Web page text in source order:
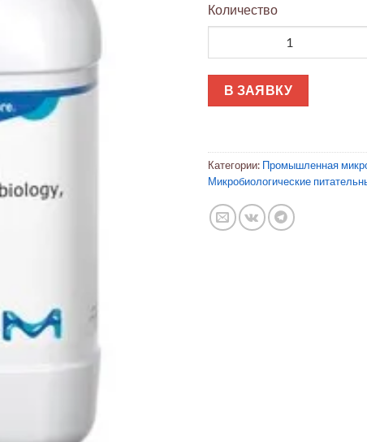
Количество
В ЗАЯВКУ
Категории: Промышленная
Микробиологические